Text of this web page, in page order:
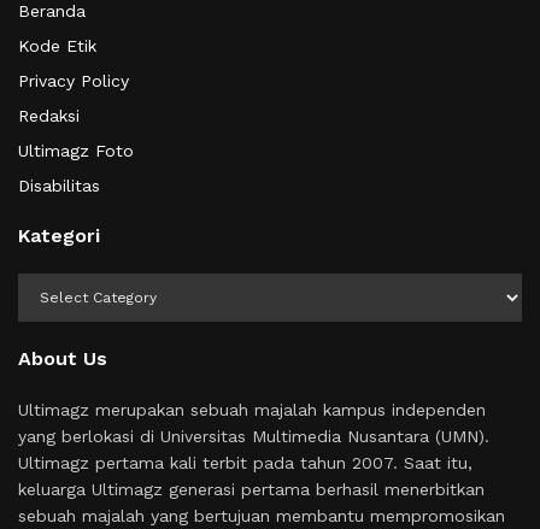
Beranda
Kode Etik
Privacy Policy
Redaksi
Ultimagz Foto
Disabilitas
Kategori
About Us
Ultimagz merupakan sebuah majalah kampus independen
yang berlokasi di Universitas Multimedia Nusantara (UMN).
Ultimagz pertama kali terbit pada tahun 2007. Saat itu,
keluarga Ultimagz generasi pertama berhasil menerbitkan
sebuah majalah yang bertujuan membantu mempromosikan